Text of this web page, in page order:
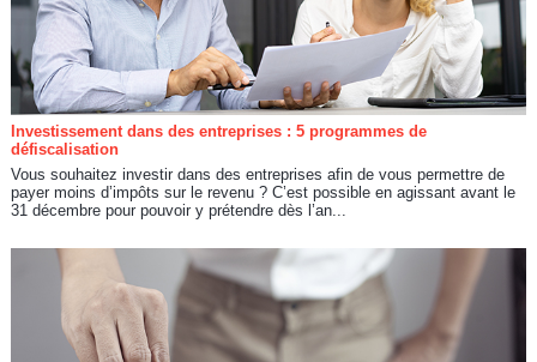
Investissement dans des entreprises : 5 programmes de
défiscalisation
Vous souhaitez investir dans des entreprises afin de vous permettre de
payer moins d’impôts sur le revenu ? C’est possible en agissant avant le
31 décembre pour pouvoir y prétendre dès l’an...